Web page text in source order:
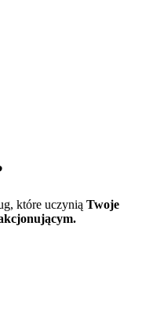
które uczynią Twoje